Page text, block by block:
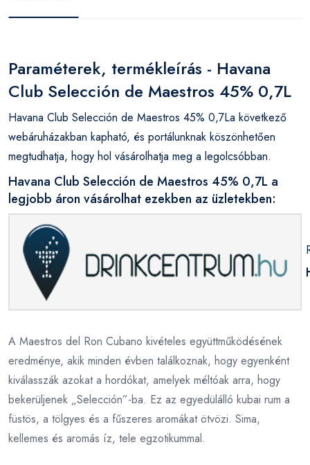
Paraméterek, termékleírás - Havana
Club Selección de Maestros 45% 0,7L
Havana Club Selección de Maestros 45% 0,7La következő
webáruházakban kapható, és portálunknak köszönhetően
megtudhatja, hogy hol vásárolhatja meg a legolcsóbban.
Havana Club Selección de Maestros 45% 0,7L a
legjobb áron vásárolhat ezekben az üzletekben:
A Maestros del Ron Cubano kivételes együttműködésének
eredménye, akik minden évben találkoznak, hogy egyenként
kiválasszák azokat a hordókat, amelyek méltóak arra, hogy
bekerüljenek „Selección”-ba. Ez az egyedülálló kubai rum a
füstös, a tölgyes és a fűszeres aromákat ötvözi. Sima,
kellemes és aromás íz, tele egzotikummal.